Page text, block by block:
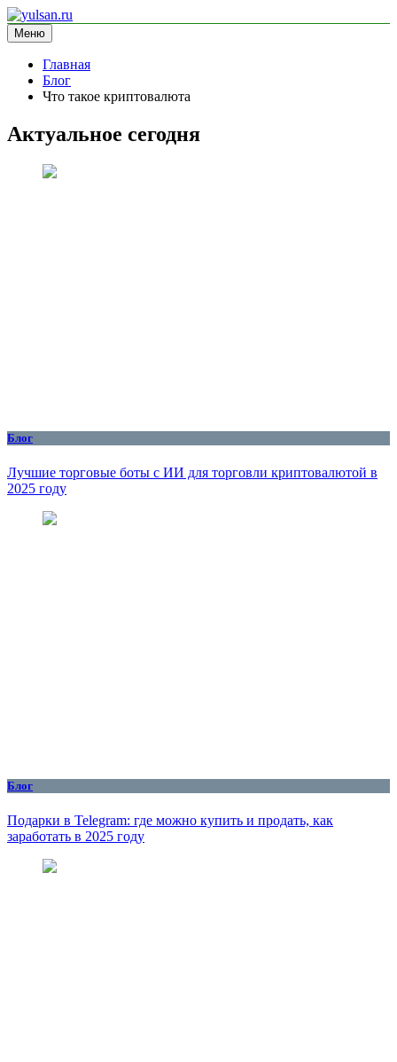
Перейти
к
содержимому
yulsan.ru
блог про криптовалюту
Меню
Главная
Блог
Что такое криптовалюта
Актуальное сегодня
Блог
Лучшие торговые боты с ИИ для торговли криптовалютой в
2025 году
Блог
Подарки в Telegram: где можно купить и продать, как
заработать в 2025 году